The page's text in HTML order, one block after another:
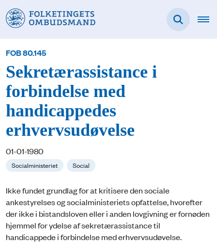
FOB 80.145
Sekretærassistance i
forbindelse med
handicappedes
erhvervsudøvelse
01-01-1980
Socialministeriet Social
Ikke fundet grundlag for at kritisere den sociale
ankestyrelses og socialministeriets opfattelse, hvorefter
der ikke i bistandsloven eller i anden lovgivning er fornøden
hjemmel for ydelse af sekretærassistance til
handicappede i forbindelse med erhvervsudøvelse.